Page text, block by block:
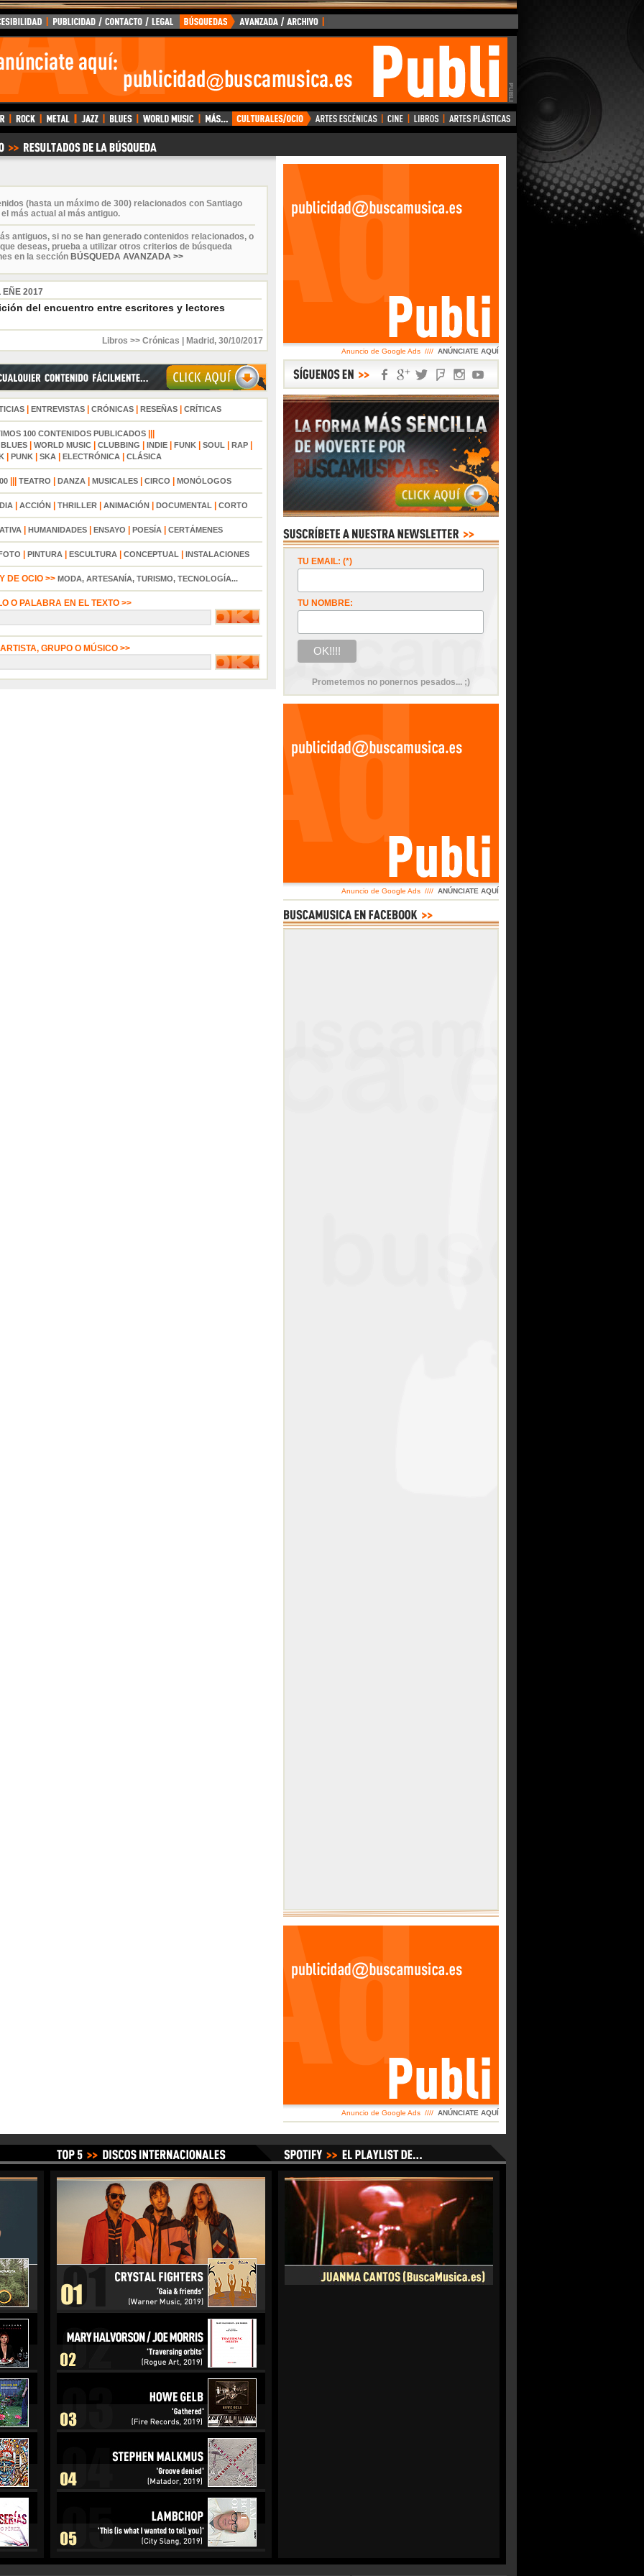
(hasta un máximo de 300) relacionados con Santiago
más actual al más antiguo.
antiguos, si no se han generado contenidos relacionados, o
deseas, prueba a utilizar otros criterios de búsqueda
en la sección BÚSQUEDA AVANZADA >>
EÑE 2017
del encuentro entre escritores y lectores
Libros >> Crónicas Madrid , 30/10/2017
| ENTREVISTAS| CRÓNICAS| RESEÑAS| CRÍTICAS
100 CONTENIDOS PUBLICADOS
BLUES| WORLD MUSIC| CLUBBING INDIE| FUNK| SOUL| RAP|
| PUNK| SKA| ELECTRÓNICA| CLÁSICA
||| TEATRO DANZA| MUSICALES| CIRCO MONÓLOGOS
ACCIÓN THRILLER ANIMACIÓN DOCUMENTAL CORTO
HUMANIDADES ENSAYO POESÍA CERTÁMENES
PINTURA ESCULTURA CONCEPTUAL INSTALACIONES
DE OCIO >> MODA, ARTESANÍA, TURISMO, TECNOLOGÍA...
O PALABRA EN EL TEXTO >>
GRUPO O MÚSICO >>
Anuncio de Google Ads //// ANÚNCIATE AQUÍ
TU EMAIL: (*)
TU NOMBRE:
Prometemos no ponernos pesados... ;)
Anuncio de Google Ads //// ANÚNCIATE AQUÍ
Anuncio de Google Ads //// ANÚNCIATE AQUÍ